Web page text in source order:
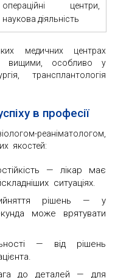
операційні центри,
наукова діяльність
медичних центрах
вищими, особливо у
трансплантологія
в професії
реаніматологом,
якостей:
— лікар має
ситуаціях.
рішень — у
може врятувати
— від рішень
до деталей — для